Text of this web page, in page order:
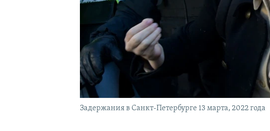
Задержания в Санкт-Петербурге 13 марта, 2022 года